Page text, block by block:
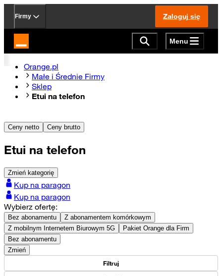
Firmy Zaloguj się
Strona główna Orange.pl Menu
Orange.pl
Małe i Średnie Firmy
Sklep
Etui na telefon
Ceny netto Ceny brutto
Etui na telefon
Zmień kategorię
Kup na paragon
Kup na paragon
Wybierz ofertę:
Bez abonamentu
Z abonamentem komórkowym
Z mobilnym Internetem Biurowym 5G
Pakiet Orange dla Firm
Bez abonamentu
Zmień
Filtruj